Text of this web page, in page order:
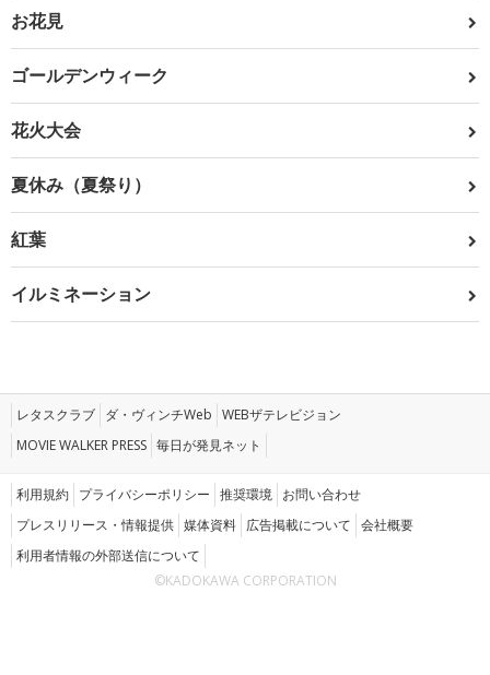
お花見
ゴールデンウィーク
花火大会
夏休み（夏祭り）
紅葉
イルミネーション
レタスクラブ ダ・ヴィンチWeb WEBザテレビジョン
MOVIE WALKER PRESS 毎日が発見ネット
利用規約 プライバシーポリシー 推奨環境 お問い合わせ
プレスリリース・情報提供 媒体資料 広告掲載について 会社概要
利用者情報の外部送信について
©KADOKAWA CORPORATION